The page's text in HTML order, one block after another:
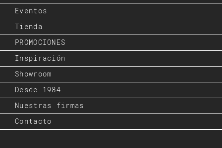
Eventos
Tienda
PROMOCIONES
Inspiración
Showroom
Desde 1984
Nuestras firmas
Contacto